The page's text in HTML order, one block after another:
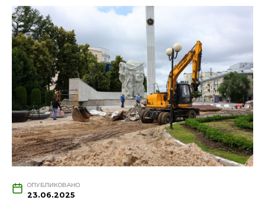
ОПУБЛИКОВАНО
23.06.2025